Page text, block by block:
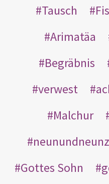
Tausch
Arimatäa
Begräbnis
verwest
Malchur
Gottes Sohn